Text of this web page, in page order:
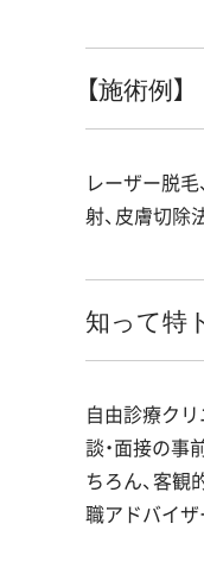
【施術例】
レーザー脱毛
射、皮膚切除
知って特
自由診療ク
談・面接の事
ちろん、客
職アドバイザ